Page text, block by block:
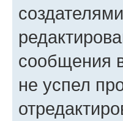
сообщения
не успел